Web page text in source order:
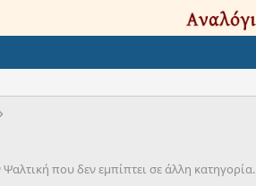
Ψαλτική που δεν εμπίπτει σε άλλη κατηγορία.